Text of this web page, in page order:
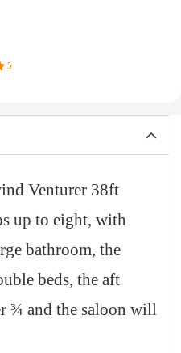
5
Venturer 38ft
up to eight, with
bathroom, the
beds, the aft
¾ and the saloon will